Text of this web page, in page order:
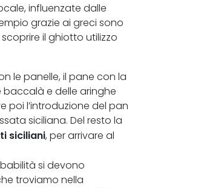
influenzate dalle
grazie ai greci sono
il ghiotto utilizzo
le panelle, il pane con la
baccalà e delle aringhe
poi l’introduzione del pan
siciliana. Del resto la
siciliani, per arrivare al
si devono
troviamo nella